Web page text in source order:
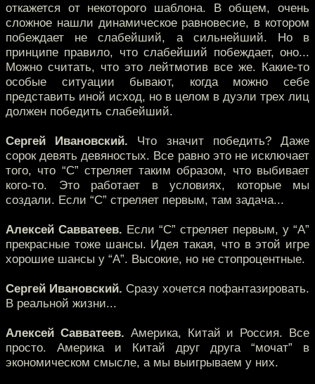
откажется от некоторого шаблона. В общем, очень
сложное нашли динамическое равновесие, в котором
побеждает не слабейший, а сильнейший. Но в
принципе правило, что слабейший побеждает, оно...
Можно считать, что это лейтмотив все же. Какие-то
особые ситуации бывают, когда можно себе
представить иной исход, но в целом в дуэли трех лиц
должен победить слабейший.
Сергей Ивановский. Что значит победить? Даже
сорок девять девяностых. Все равно это не исключает
того, что “С” стреляет таким образом, что выбивает
кого-то. Это работает в условиях, которые мы
создали. Если “С” стреляет первым, там задача...
Алексей Савватеев. Если “С” стреляет первым, у “А”
прекрасные тоже шансы. Идея такая, что в этой игре
хорошие шансы у “А”. Высокие, но не стопроцентные.
Сергей Ивановский. Сразу хочется пофантазировать.
В реальной жизни...
Алексей Савватеев. Америка, Китай и Россия. Все
просто. Америка и Китай друг друга “мочат” в
экономическом смысле, а мы выигрываем у них.